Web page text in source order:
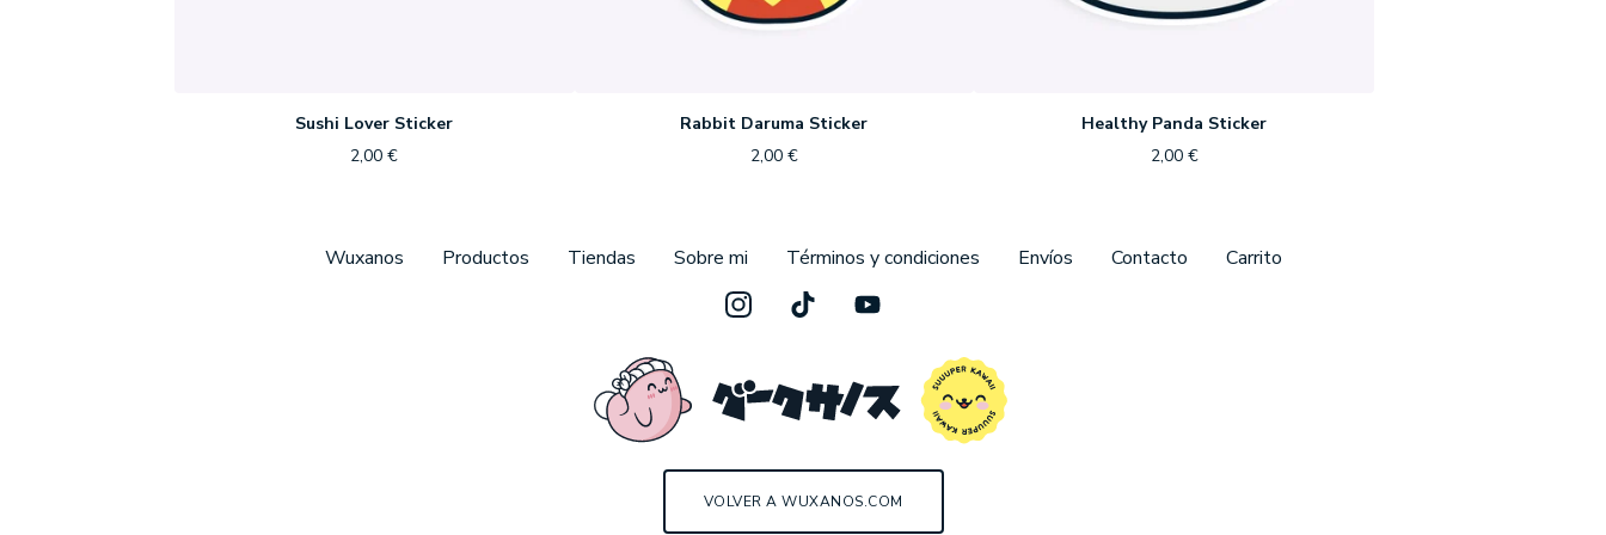
Sushi Lover Sticker
2,00€
Rabbit Daruma Sticker
2,00 €
Healthy Panda Sticker
2,00 €
Wuxanos Productos Tiendas Sobre mi Términos y condiciones Envíos Contacto Carrito
VOLVER A WUXANOS.COM